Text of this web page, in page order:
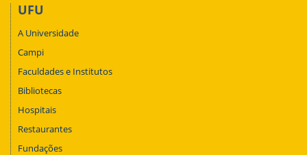
UFU
A Universidade
Campi
Faculdades e Institutos
Bibliotecas
Hospitais
Restaurantes
Fundações